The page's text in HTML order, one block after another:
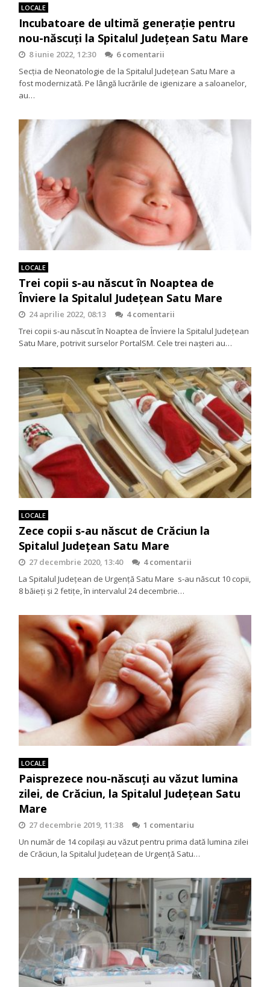
LOCALE
Incubatoare de ultimă generație pentru
nou-născuți la Spitalul Județean Satu Mare
8 iunie 2022, 12:30
6 comentarii
Secția de Neonatologie de la Spitalul Județean Satu Mare a
fost modernizată. Pe lângă lucrările de igienizare a saloanelor,
au…
LOCALE
Trei copii s-au născut în Noaptea de
Înviere la Spitalul Județean Satu Mare
24 aprilie 2022, 08:13
4 comentarii
Trei copii s-au născut în Noaptea de Înviere la Spitalul Județean
Satu Mare, potrivit surselor PortalSM. Cele trei nașteri au…
LOCALE
Zece copii s-au născut de Crăciun la
Spitalul Județean Satu Mare
27 decembrie 2020, 13:40
4 comentarii
La Spitalul Județean de Urgență Satu Mare s-au născut 10 copii,
8 băieți și 2 fetițe, în intervalul 24 decembrie…
LOCALE
Paisprezece nou-născuți au văzut lumina
zilei, de Crăciun, la Spitalul Județean Satu
Mare
27 decembrie 2019, 11:38
1 comentariu
Un număr de 14 copilași au văzut pentru prima dată lumina zilei
de Crăciun, la Spitalul Județean de Urgență Satu…